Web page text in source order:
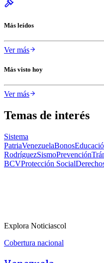
Más leídos
Ver más
Más visto hoy
Ver más
Temas de interés
Sistema
PatriaVenezuelaBonos
RodríguezSismoPrevención
BCVProtección Social
Explora Noticiascol
Cobertura nacional